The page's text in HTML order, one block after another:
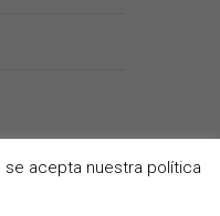
acepta nuestra política